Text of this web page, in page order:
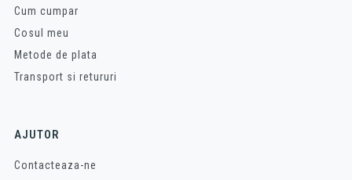
Cum cumpar
Cosul meu
Metode de plata
Transport si retururi
AJUTOR
Contacteaza-ne